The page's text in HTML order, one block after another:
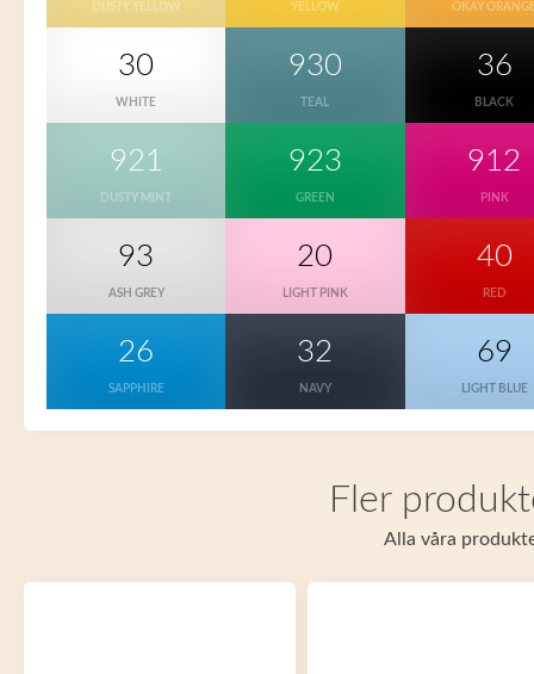
DUSTY YELLOW YELLOW OKAY
30
WHITE
930
TEAL
36
BLACK
921
DUSTY MINT
923
GREEN
912
PINK
93
ASH GREY
20
LIGHT PINK
40
RED
26
SAPPHIRE
32
NAVY
69
LIGHT BLUE
Fler
Alla våra